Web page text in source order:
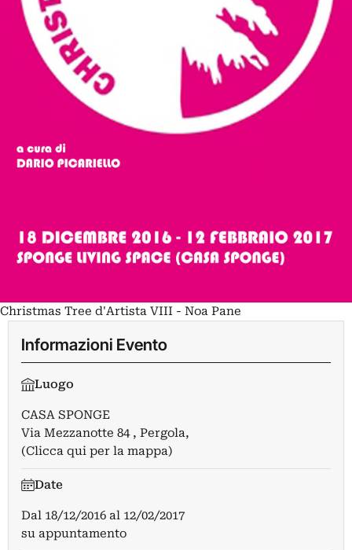
Christmas Tree d'Artista VIII - Noa Pane
Informazioni Evento
Luogo
CASA SPONGE
Via Mezzanotte 84 , Pergola,
(Clicca qui per la mappa)
Date
Dal 18/12/2016 al 12/02/2017
su appuntamento